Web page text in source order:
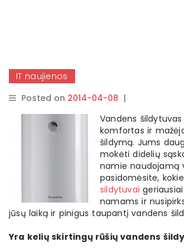
IT naujienos
Posted on 2014-04-08 |
Vandens
komfortas ir
šildymą. Jums
mokėti didelių
namie naudojamą
pasidomėsite, kokie
sildytuvai
namams ir
jūsų laiką ir pinigus taupantį vandens
Yra kelių skirtingų rūšių vandens